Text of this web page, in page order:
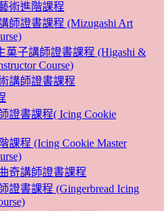
術進階課程
師證書課程 (Mizugashi Art
菓子講師證書課程 (Higashi &
Course)
講師證書課程
證書課程( Icing Cookie
課程 (Icing Cookie Master
奇講師證書課程
證書課程 (Gingerbread Icing